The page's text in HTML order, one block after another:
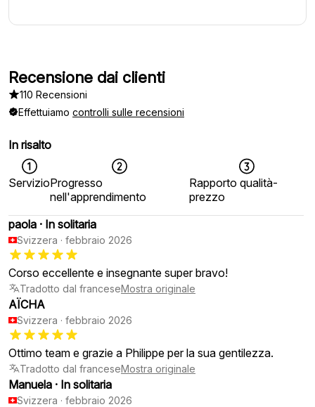
Recensione dai clienti
110 Recensioni
Effettuiamo controlli sulle recensioni
In risalto
ServizioProgresso
nell'apprendimento
Rapporto qualità-
prezzo
paola · In solitaria
Svizzera · febbraio 2026
Corso eccellente e insegnante super bravo!
Tradotto dal franceseMostra originale
AÏCHA
Svizzera · febbraio 2026
Ottimo team e grazie a Philippe per la sua gentilezza.
Tradotto dal franceseMostra originale
Manuela · In solitaria
Svizzera · febbraio 2026